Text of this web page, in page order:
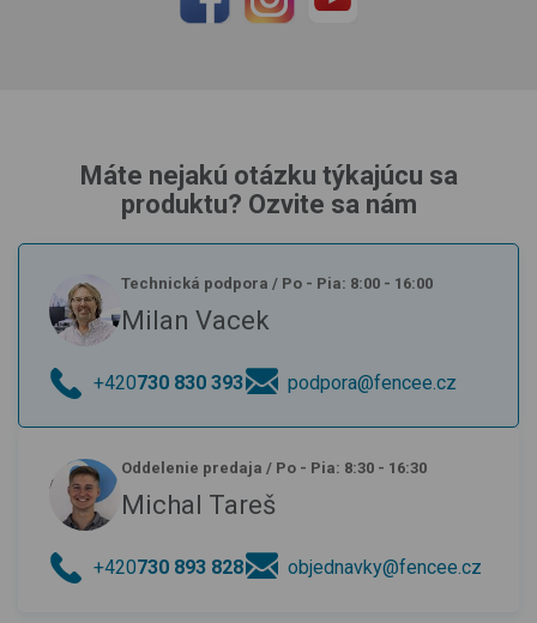
Máte nejakú otázku týkajúcu sa
produktu? Ozvite sa nám
Technická podpora / Po - Pia: 8:00 - 16:00
Milan Vacek
+420730 830 393 podpora@fencee.cz
Oddelenie predaja / Po - Pia: 8:30 - 16:30
Michal Tareš
+420730 893 828 objednavky@fencee.cz